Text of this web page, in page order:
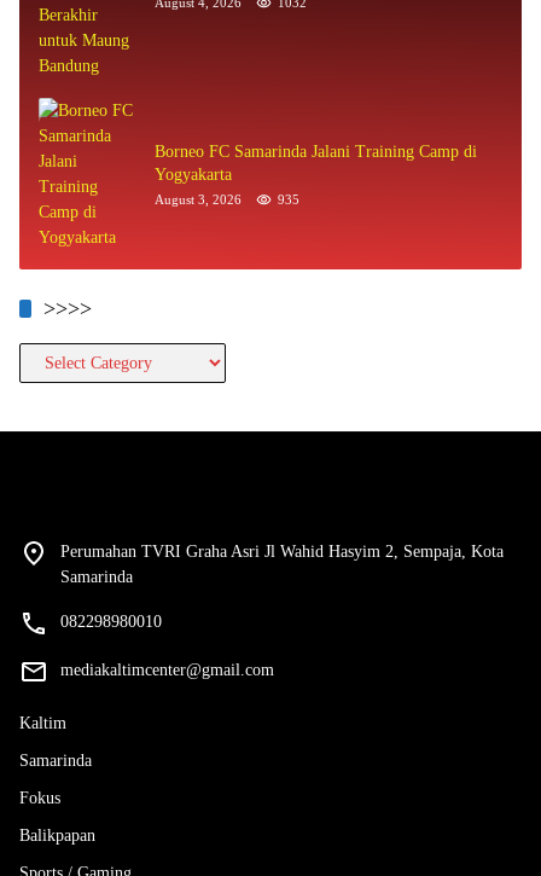
Borneo FC Samarinda Jalani Training Camp di
Yogyakarta
August 3, 2026 935
>>>>
>>>>
Perumahan TVRI Graha Asri Jl Wahid Hasyim 2, Sempaja, Kota
Samarinda
082298980010
mediakaltimcenter@gmail.com
Kaltim
Samarinda
Fokus
Balikpapan